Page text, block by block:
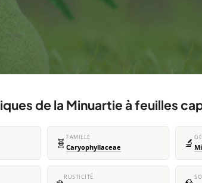
de la Minuartie à feuilles
🧬 FAMILLE
Caryophyllaceae 🔬
RUSTICITÉ